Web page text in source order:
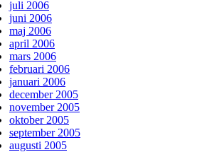
juli 2006
juni 2006
maj 2006
april 2006
mars 2006
februari 2006
januari 2006
december 2005
november 2005
oktober 2005
september 2005
augusti 2005